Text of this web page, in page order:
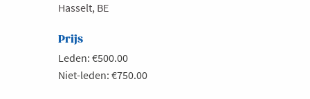
Hasselt, BE
Prijs
Leden: €500.00
Niet-leden: €750.00